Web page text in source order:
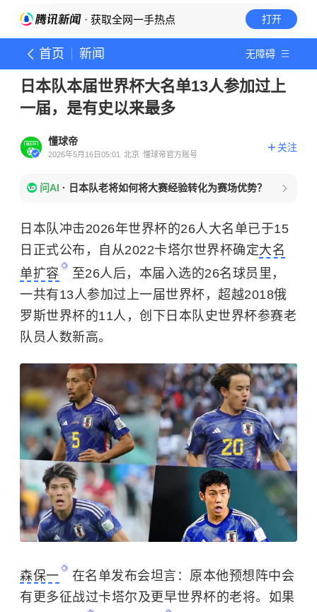
· 获取全网一手热点 打开
首页 新闻 无障碍
日本队本届世界杯大名单13人参加过上
一届，是有史以来最多
懂球帝
2026年5月16日05:01 北京 懂球帝官方账号
关注
问AI · 日本队老将如何将大赛经验转化为赛场优势？
日本队冲击2026年世界杯的26人大名单已于15
日正式公布，自从2022卡塔尔世界杯确定大名
单扩容
至26人后，本届入选的26名球员里，
一共有13人参加过上一届世界杯，超越2018俄
罗斯世界杯的11人，创下日本队史世界杯参赛老
队员人数新高。
森保一
在名单发布会坦言：原本他预想阵中会
有更多征战过卡塔尔及更早世界杯的老将。如果